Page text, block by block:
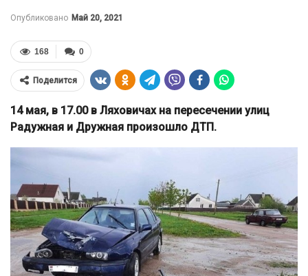
Опубликовано Май 20, 2021
0
168
Поделится
14 мая, в 17.00 в Ляховичах на пересечении улиц
Радужная и Дружная произошло ДТП.